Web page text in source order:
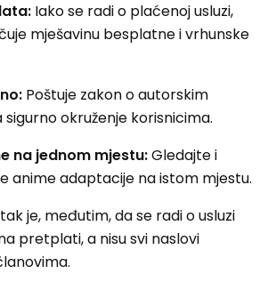
Iako se radi o plaćenoj usluzi,
mješavinu besplatne i vrhunske
Poštuje zakon o autorskim
okruženje korisnicima.
na jednom mjestu:Gledajte i
anime adaptacije na istom mjestu.
je, međutim, da se radi o usluzi
pretplati, a nisu svi naslovi